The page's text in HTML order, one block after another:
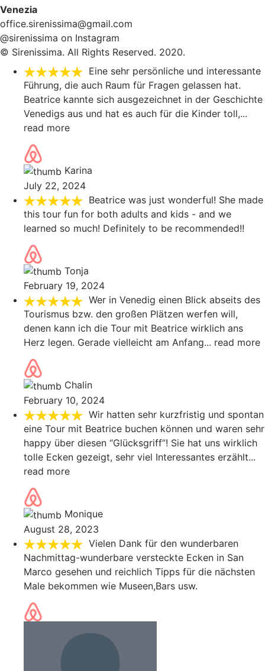
Venezia
office.sirenissima@gmail.com
@sirenissima on Instagram
© Sirenissima. All Rights Reserved. 2020.
Eine sehr persönliche und interessante
Führung, die auch Raum für Fragen gelassen hat.
Beatrice kannte sich ausgezeichnet in der Geschichte
Venedigs aus und hat es auch für die Kinder toll,...
read more
Karina
July 22, 2024
Beatrice was just wonderful! She made
this tour fun for both adults and kids - and we
learned so much! Definitely to be recommended!!
Tonja
February 19, 2024
Wer in Venedig einen Blick abseits des
Tourismus bzw. den großen Plätzen werfen will,
denen kann ich die Tour mit Beatrice wirklich ans
Herz legen. Gerade vielleicht am Anfang... read more
Chalin
February 10, 2024
Wir hatten sehr kurzfristig und spontan
eine Tour mit Beatrice buchen können und waren sehr
happy über diesen “Glücksgriff”! Sie hat uns wirklich
tolle Ecken gezeigt, sehr viel Interessantes erzählt...
read more
Monique
August 28, 2023
Vielen Dank für den wunderbaren
Nachmittag-wunderbare versteckte Ecken in San
Marco gesehen und reichlich Tipps für die nächsten
Male bekommen wie Museen,Bars usw.